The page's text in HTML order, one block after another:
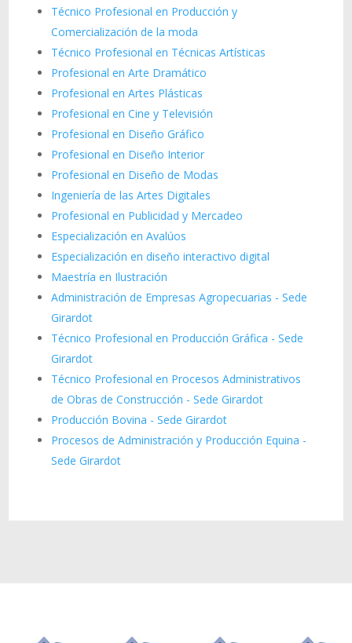
Técnico Profesional en Producción y
Comercialización de la moda
Técnico Profesional en Técnicas Artísticas
Profesional en Arte Dramático
Profesional en Artes Plásticas
Profesional en Cine y Televisión
Profesional en Diseño Gráfico
Profesional en Diseño Interior
Profesional en Diseño de Modas
Ingeniería de las Artes Digitales
Profesional en Publicidad y Mercadeo
Especialización en Avalúos
Especialización en diseño interactivo digital
Maestría en Ilustración
Administración de Empresas Agropecuarias - Sede
Girardot
Técnico Profesional en Producción Gráfica - Sede
Girardot
Técnico Profesional en Procesos Administrativos
de Obras de Construcción - Sede Girardot
Producción Bovina - Sede Girardot
Procesos de Administración y Producción Equina -
Sede Girardot